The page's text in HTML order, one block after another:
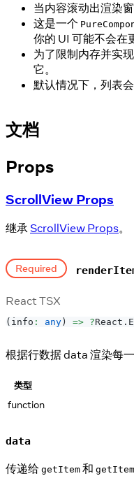
当内容滚动出渲染
这是一个
你的 UI 可能不会在
为了限制内存并实
它。
默认情况下，列表
文档
Props
ScrollView Props
继承 ScrollView Props。
Required
React TSX
( info : any) => ?React .
根据行数据 data 渲染每
类型
function
data
传递给 getItem 和